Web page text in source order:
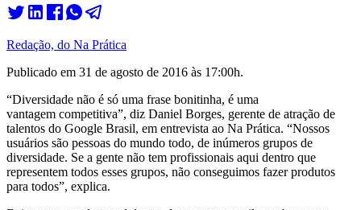
Redação, do Na Prática
Publicado em 31 de agosto de 2016 às 17:00h.
“Diversidade não é só uma frase bonitinha, é uma
vantagem competitiva”, diz Daniel Borges, gerente de atração de
talentos do Google Brasil, em entrevista ao Na Prática. “Nossos
usuários são pessoas do mundo todo, de inúmeros grupos de
diversidade. Se a gente não tem profissionais aqui dentro que
representem todos esses grupos, não conseguimos fazer produtos
para todos”, explica.